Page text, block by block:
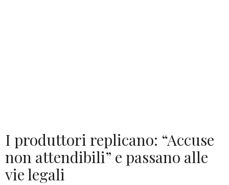
I produttori replicano: “Accuse
non attendibili” e passano alle
vie legali